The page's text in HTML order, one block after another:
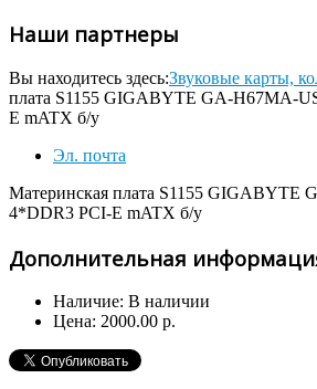
Наши партнеры
Вы находитесь здесь:Звуковые карты,
плата S1155 GIGABYTE GA-H67MA-
E mATX б/у
Эл. почта
Материнская плата S1155 GIGABYTE
4*DDR3 PCI-E mATX б/у
Дополнительная
Наличие: В наличии
Цена: 2000.00 р.